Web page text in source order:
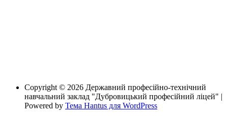
Copyright © 2026 Державний професійно-технічний
навчальний заклад "Дубровицький професійний ліцей" |
Powered by Тема Hantus для WordPress